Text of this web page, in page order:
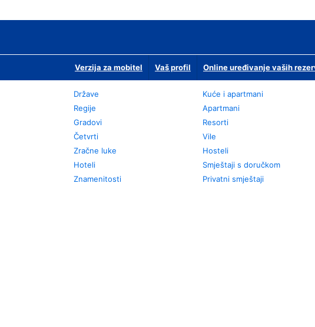
Verzija za mobitel Vaš profil Online uređivanje vaših
Države
Regije
Gradovi
Četvrti
Zračne luke
Hoteli
Znamenitosti
Kuće i apartmani
Apartmani
Resorti
Vile
Hosteli
Smještaji s doručkom
Privatni smještaji